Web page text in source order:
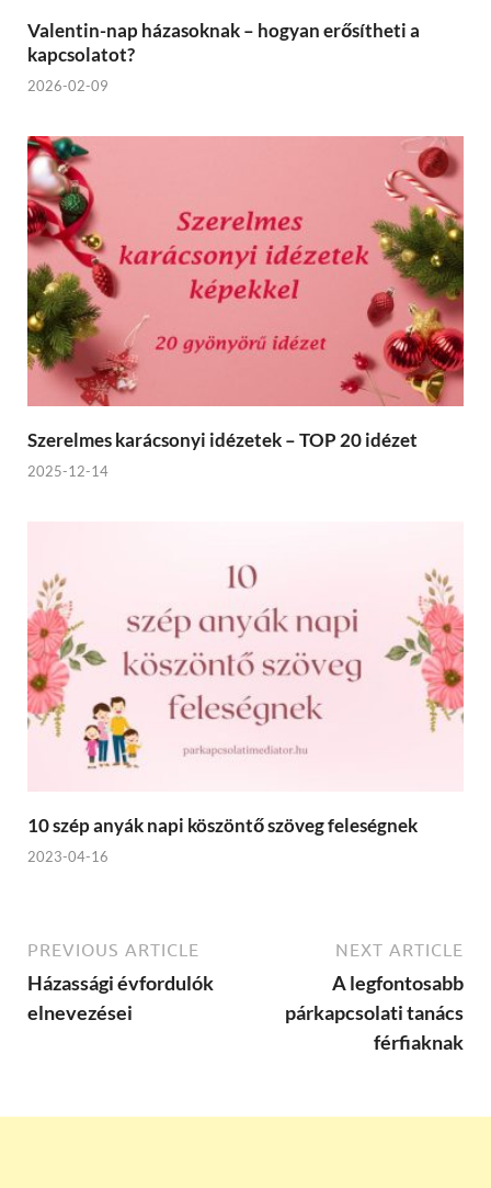
Valentin-nap házasoknak – hogyan erősítheti a
kapcsolatot?
2026-02-09
Szerelmes karácsonyi idézetek – TOP 20 idézet
2025-12-14
10 szép anyák napi köszöntő szöveg feleségnek
2023-04-16
PREVIOUS ARTICLE
Házassági évfordulók
elnevezései
NEXT ARTICLE
A legfontosabb
párkapcsolati tanács
férfiaknak